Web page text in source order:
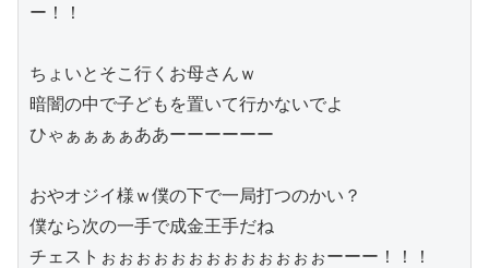
ー！！
ちょいとそこ行くお母さんｗ
暗闇の中で子どもを置いて行かないでよ
ひゃぁぁぁぁああーーーーーー
おやオジイ様ｗ僕の下で一局打つのかい？
僕なら次の一手で成金王手だね
チェストぉぉぉぉぉぉぉぉぉぉぉぉぉーーー！！！